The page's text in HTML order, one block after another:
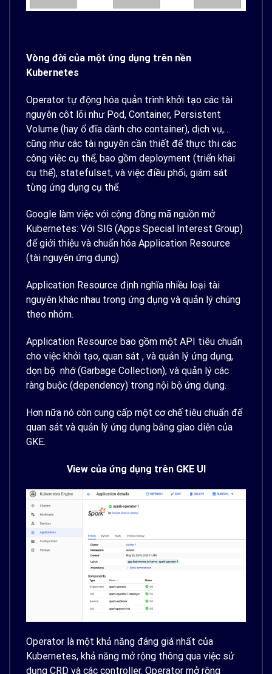
Vòng đời của một ứng dụng trên nền
Kubernetes
Operator tự động hóa quản trình khởi tạo các tài
nguyên côt lõi như Pod, Container, Persistent
Volume (hay ổ đĩa dành cho container), dịch vụ,…
cũng như các tài nguyên cần thiết để thực thi các
công việc cụ thể, bao gồm deployment (triển khai
cụ thể), statefulset, và việc điều phối, giám sát
từng ứng dụng cụ thể.
Google làm việc với cộng đồng mã nguồn mở
Kubernetes: Với SIG (Apps Special Interest Group)
để giới thiệu và chuẩn hóa Application Resource
(tài nguyên ứng dụng)
Application Resource định nghĩa nhiều loại tài
nguyên khác nhau trong ứng dụng và quản lý chúng
theo nhóm.
Application Resource bao gồm một API tiêu chuẩn
cho việc khởi tạo, quan sát , và quản lý ứng dụng,
dọn bộ nhớ (Garbage Collection), và quản lý các
ràng buộc (dependency) trong nội bộ ứng dụng.
Hơn nữa nó còn cung cấp một cơ chế tiêu chuẩn để
quan sát và quản lý ứng dụng bằng giao diện của
GKE.
View của ứng dụng trên GKE UI
Operator là một khả năng đáng giá nhất của
Kubernetes, khả năng mở rộng thông qua việc sử
dụng CRD và các controller. Operator mở rộng